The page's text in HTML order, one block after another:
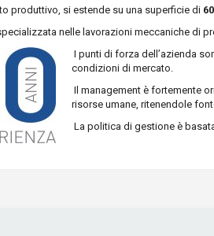
produttivo, si estende su una superficie di
nelle lavorazioni meccaniche di
I punti di forza dell’azienda
condizioni di mercato.
Il management è fortemente
risorse umane, ritenendole
La politica di gestione è